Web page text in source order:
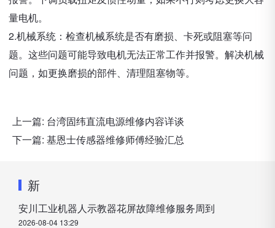
量电机。
2.机械系统：检查机械系统是否有磨损、卡死或阻塞等问
题。这些问题可能导致电机无法正常工作并报警。解决机械
问题，如更换磨损的部件、清理阻塞物等。
上一篇: 台湾固纬直流电源维修内容详谈
下一篇: 基恩士传感器维修师傅经验汇总
新
安川工业机器人示教器花屏故障维修服务周到
2026-08-04 13:29